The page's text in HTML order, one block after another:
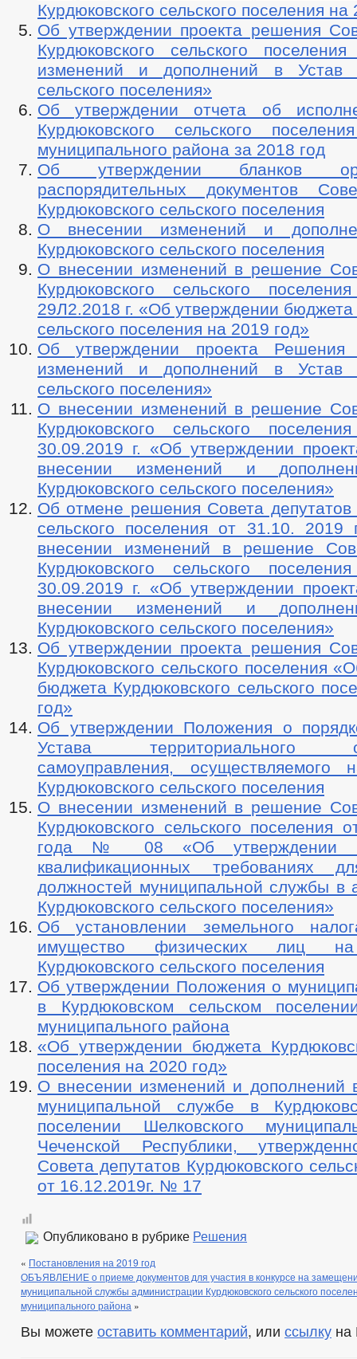
Курдюковского сельского поселения на
Об утверждении проекта решения
Курдюковского сельского
изменений и дополнений в Устав
сельского поселения»
Об утверждении отчета об
Курдюковского сельского
муниципального района за 2018 год
Об утверждении бланков
распорядительных документов
Курдюковского сельского поселения
О внесении изменений и
Курдюковского сельского поселения
О внесении изменений в решение
Курдюковского сельского
29Л2.2018 г. «Об утверждении бюджета
сельского поселения на 2019 год»
Об утверждении проекта
изменений и дополнений в Устав
сельского поселения»
О внесении изменений в решение
Курдюковского сельского
30.09.2019 г. «Об утверждении
внесении изменений и
Курдюковского сельского поселения»
Об отмене решения Совета депутатов
сельского поселения от 31.10.
внесении изменений в решение
Курдюковского сельского
30.09.2019 г. «Об утверждении
внесении изменений и
Курдюковского сельского поселения»
Об утверждении проекта решения
Курдюковского сельского поселения
бюджета Курдюковского сельского
год»
Об утверждении Положения о
Устава территориального
самоуправления, осуществляемого
Курдюковского сельского поселения
О внесении изменений в решение
Курдюковского сельского поселения
года № 08 «Об утверждении
квалификационных требованиях
должностей муниципальной службы в
Курдюковского сельского поселения»
Об установлении земельного
имущество физических лиц на
Курдюковского сельского поселения
Об утверждении Положения о
в Курдюковском сельском
муниципального района
«Об утверждении бюджета
поселения на 2020 год»
О внесении изменений и дополнений
муниципальной службе в
поселении Шелковского
Чеченской Республики,
Совета депутатов Курдюковского
от 16.12.2019г. № 17
Опубликовано в рубрике Решения
« Постановления на 2019 год
ОБЪЯВЛЕНИЕ о приеме документов для участия в конкурсе на
муниципальной службы администрации Курдюковского сельского
муниципального района »
Вы можете оставить комментарий, или ссылку на